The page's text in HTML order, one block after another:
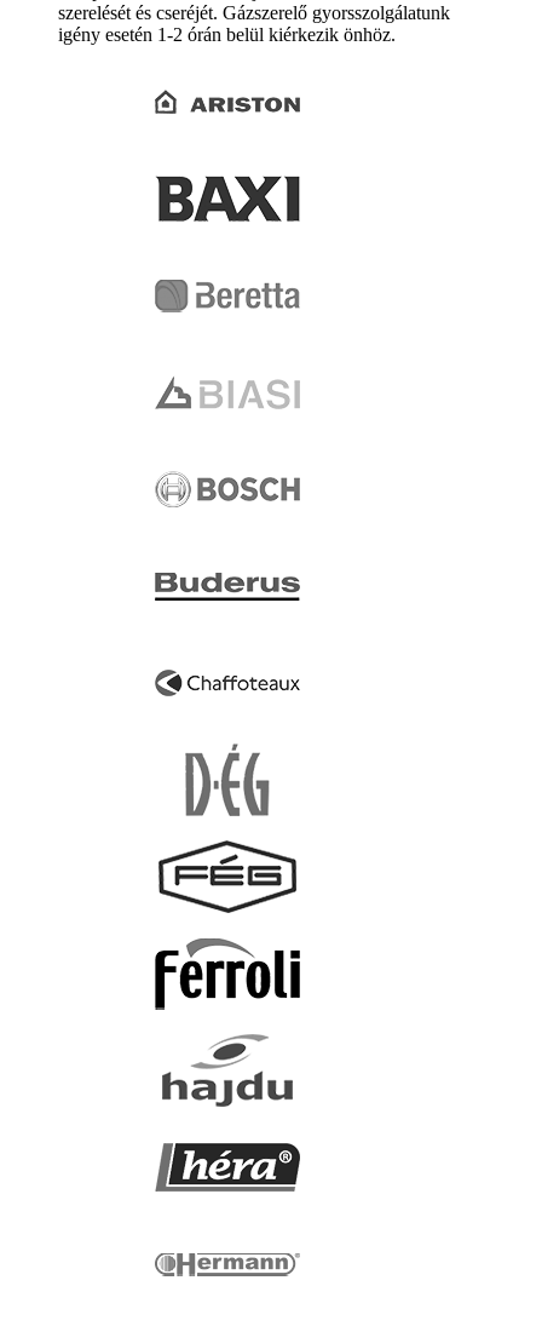
szerelését és cseréjét. Gázszerelő gyorsszolgálatunk
igény esetén 1-2 órán belül kiérkezik önhöz.